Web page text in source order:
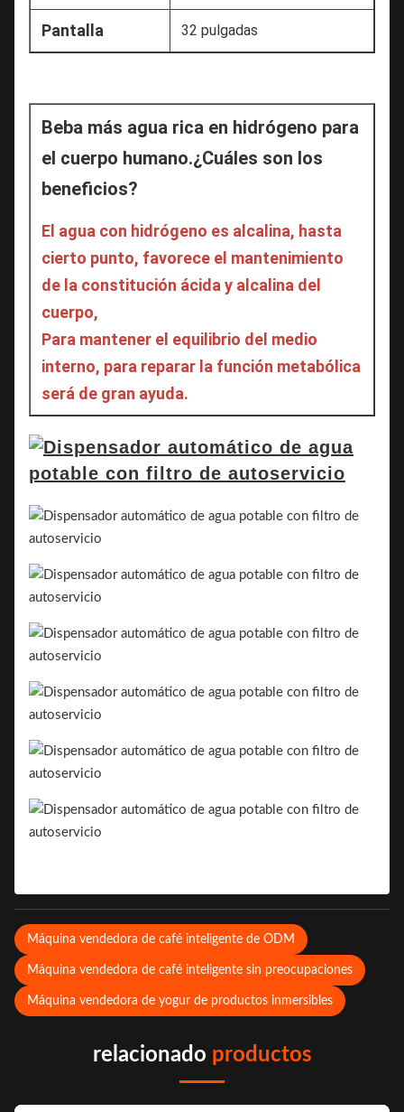
Pantalla 32 pulgadas
Beba más agua rica en hidrógeno para
el cuerpo humano.¿Cuáles son los
beneficios?
El agua con hidrógeno es alcalina, hasta
cierto punto, favorece el mantenimiento
de la constitución ácida y alcalina del
cuerpo,
Para mantener el equilibrio del medio
interno, para reparar la función metabólica
será de gran ayuda.
Máquina vendedora de café inteligente de ODM
Máquina vendedora de café inteligente sin preocupaciones
Máquina vendedora de yogur de productos inmersibles
relacionado productos